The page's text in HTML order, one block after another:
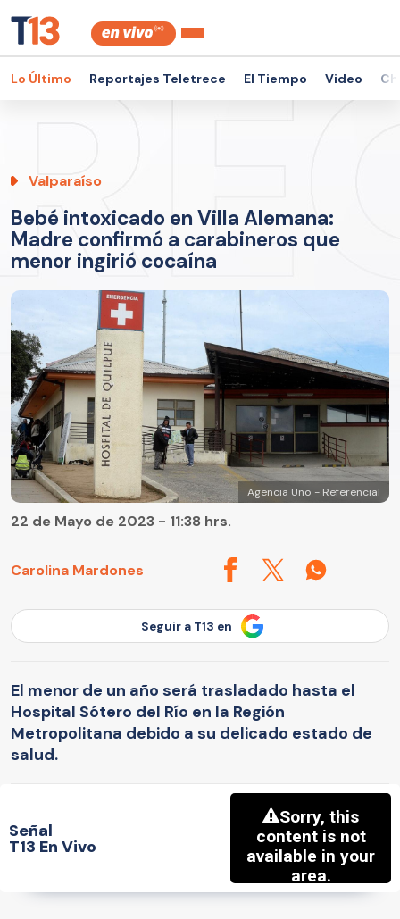
Lo Último Reportajes Teletrece El Tiempo Video
Valparaíso
Bebé intoxicado en Villa Alemana:
Madre confirmó a carabineros que
menor ingirió cocaína
Agencia Uno - Referencial
Carolina Mardones
22 de Mayo de 2023 - 11:38 hrs.
Seguir a T13 en
El menor de un año será trasladado hasta el
Hospital Sótero del Río en la Región
Metropolitana debido a su delicado estado de
salud.
Señal
T13 En Vivo